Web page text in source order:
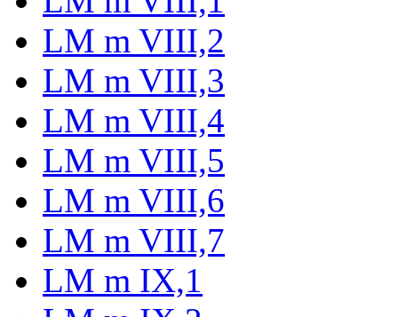
LM m VIII,2
LM m VIII,3
LM m VIII,4
LM m VIII,5
LM m VIII,6
LM m VIII,7
LM m IX,1